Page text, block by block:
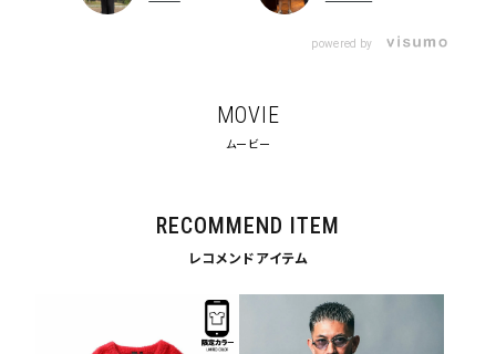
search
円 ～
サイズ
powered by
MOVIE
ムービー
RECOMMEND ITEM
レコメンドアイテム